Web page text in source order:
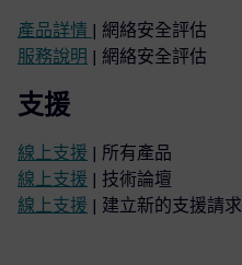
產品詳情 | 網絡安全評估
服務說明 | 網絡安全評估
支援
線上支援 | 所有產品
線上支援 | 技術論壇
線上支援 | 建立新的支援請求